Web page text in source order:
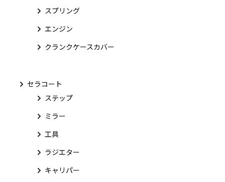
スプリング
エンジン
クランクケースカバー
セラコート
ステップ
ミラー
工具
ラジエター
キャリパー